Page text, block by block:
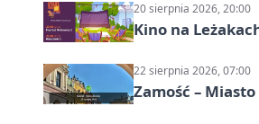
20 sierpnia 2026, 20:00
Kino na
22 sierpnia 2026, 07:00
Zamość –